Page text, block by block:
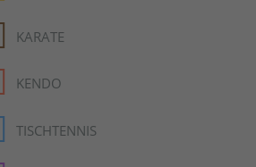
KARATE
KENDO
TISCHTENNIS